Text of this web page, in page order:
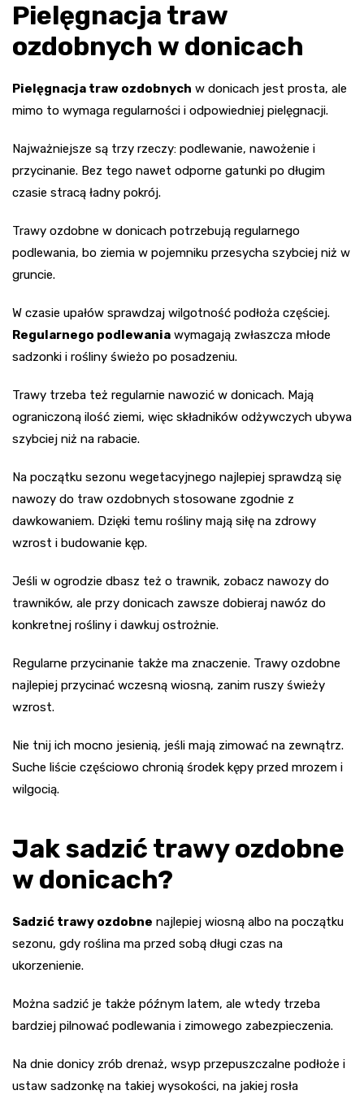
Pielęgnacja traw
ozdobnych w donicach
Pielęgnacja traw ozdobnych w donicach jest prosta, ale
mimo to wymaga regularności i odpowiedniej pielęgnacji.
Najważniejsze są trzy rzeczy: podlewanie, nawożenie i
przycinanie. Bez tego nawet odporne gatunki po długim
czasie stracą ładny pokrój.
Trawy ozdobne w donicach potrzebują regularnego
podlewania, bo ziemia w pojemniku przesycha szybciej niż w
gruncie.
W czasie upałów sprawdzaj wilgotność podłoża częściej.
Regularnego podlewania wymagają zwłaszcza młode
sadzonki i rośliny świeżo po posadzeniu.
Trawy trzeba też regularnie nawozić w donicach. Mają
ograniczoną ilość ziemi, więc składników odżywczych ubywa
szybciej niż na rabacie.
Na początku sezonu wegetacyjnego najlepiej sprawdzą się
nawozy do traw ozdobnych stosowane zgodnie z
dawkowaniem. Dzięki temu rośliny mają siłę na zdrowy
wzrost i budowanie kęp.
Jeśli w ogrodzie dbasz też o trawnik, zobacz nawozy do
trawników, ale przy donicach zawsze dobieraj nawóz do
konkretnej rośliny i dawkuj ostrożnie.
Regularne przycinanie także ma znaczenie. Trawy ozdobne
najlepiej przycinać wczesną wiosną, zanim ruszy świeży
wzrost.
Nie tnij ich mocno jesienią, jeśli mają zimować na zewnątrz.
Suche liście częściowo chronią środek kępy przed mrozem i
wilgocią.
Jak sadzić trawy ozdobne
w donicach?
Sadzić trawy ozdobne najlepiej wiosną albo na początku
sezonu, gdy roślina ma przed sobą długi czas na
ukorzenienie.
Można sadzić je także późnym latem, ale wtedy trzeba
bardziej pilnować podlewania i zimowego zabezpieczenia.
Na dnie donicy zrób drenaż, wsyp przepuszczalne podłoże i
ustaw sadzonkę na takiej wysokości, na jakiej rosła